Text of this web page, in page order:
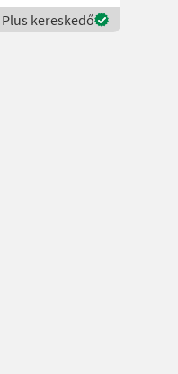
kereskedő